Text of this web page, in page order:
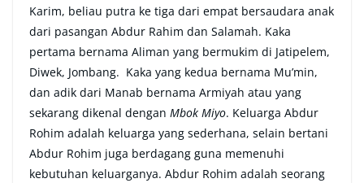
Karim, beliau putra ke tiga dari empat bersaudara anak
dari pasangan Abdur Rahim dan Salamah. Kaka
pertama bernama Aliman yang bermukim di Jatipelem,
Diwek, Jombang. Kaka yang kedua bernama Mu’min,
dan adik dari Manab bernama Armiyah atau yang
sekarang dikenal dengan Mbok Miyo. Keluarga Abdur
Rohim adalah keluarga yang sederhana, selain bertani
Abdur Rohim juga berdagang guna memenuhi
kebutuhan keluarganya. Abdur Rohim adalah seorang